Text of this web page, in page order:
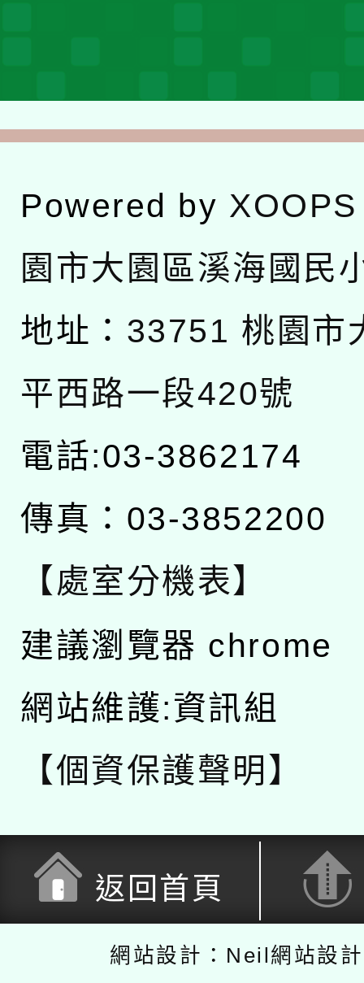
Powered by XOOPS
園市大園區溪海國民
地址： 33751 桃園市
平西路一段420號
電話:03-3862174
傳真：03-3852200
【處室分機表】
建議瀏覽器 chrome
網站維護:資訊組
【個資保護聲明】
返回首頁
網站設計：Neil網站設